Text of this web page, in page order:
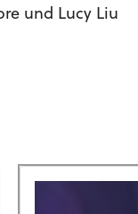
und Lucy Liu